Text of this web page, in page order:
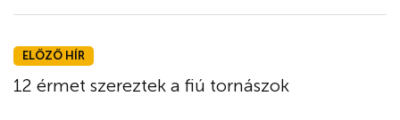
ELŐZŐ HÍR
12 érmet szereztek a fiú tornászok